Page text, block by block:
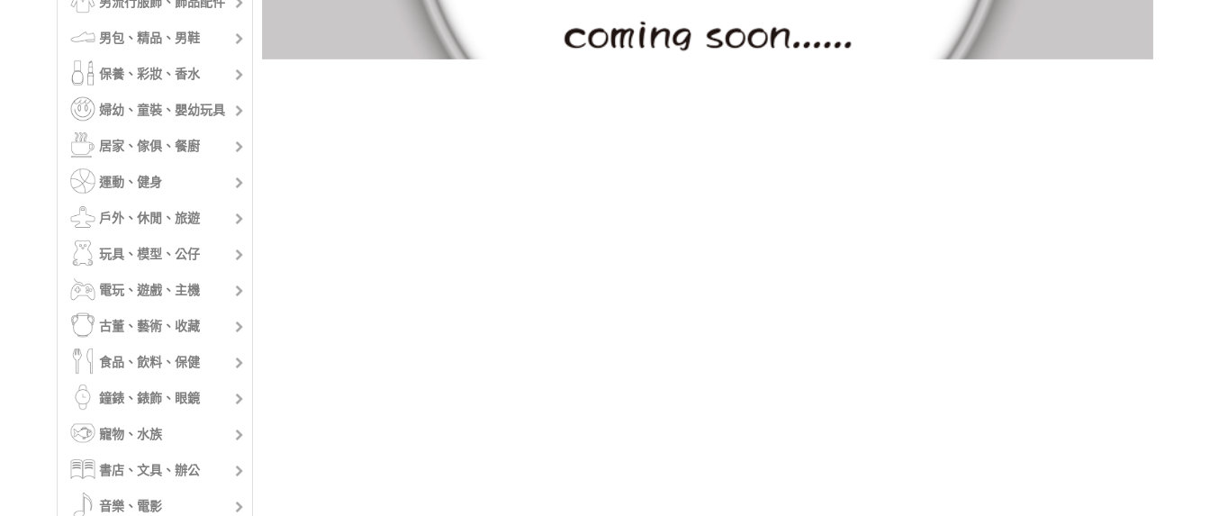
男包、精品、男鞋
保養、彩妝、香水
婦幼、童裝、嬰幼玩具
居家、傢俱、餐廚
運動、健身
戶外、休閒、旅遊
玩具、模型、公仔
電玩、遊戲、主機
古董、藝術、收藏
食品、飲料、保健
鐘錶、錶飾、眼鏡
寵物、水族
書店、文具、辦公
音樂、電影